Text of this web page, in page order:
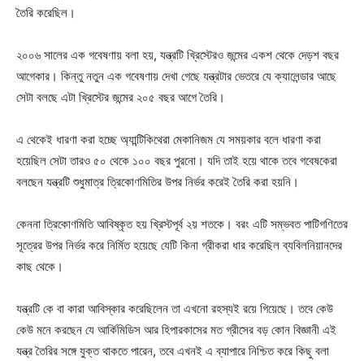
তৈরি করেছিল।
২০০৬ সালের এক গবেষণায় বলা হয়, যন্ত্রটি খ্রিস্টেরও জন্মের একশ থেকে দেড়শ বছর
আগেকার। কিন্তু নতুন এক গবেষণায় দেখা গেছে যন্ত্রটার ভেতরে যে ক্যালেন্ডার আছে
সেটা বলছে এটা খ্রিস্টের জন্মের ২০৫ বছর আগে তৈরি।
এ থেকেই ধারণা করা হচ্ছে অ্যান্টিকিথেরা মেকানিজম যে সময়কার বলে ধারণা করা
হয়েছিল সেটা তারও ৫০ থেকে ১০০ বছর পুরনো। যদি তাই হয়ে থাকে তবে গবেষকেরা
বলছেন যন্ত্রটি শুধুমাত্র ত্রিকোণমিতির উপর নির্ভর করেই তৈরি করা হয়নি।
কেননা ত্রিকোণমিতি আবিষ্কৃত হয় খ্রিস্টপূর্ব ২য় শতকে। বরং এটি সম্ভবত পাটিগণিতের
সূত্রের উপর নির্ভর করে নির্মিত হয়েছে যেটি কিনা গ্রীকরা ধার করেছিল ব্যবিলনিয়ানদের
কাছ থেকে।
যন্ত্রটি কে বা কারা আবিস্কার করেছিলেন তা এখনো রহস্যই রয়ে গিয়েছে। তবে কেউ
কেউ মনে করছেন যে আর্কিমিডিস আর হিপারকাসের মত গ্রীসের বড় কোন বিজ্ঞানী এই
যন্ত্র তৈরির সঙ্গে যুক্ত থাকতে পারেন, তবে এখনই এ ব্যাপারে নিশ্চিত করে কিছু বলা